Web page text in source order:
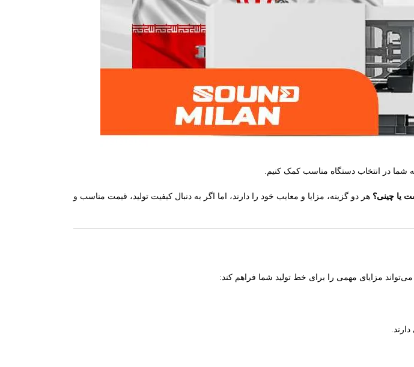
شما در انتخاب دستگاه مناسب کمک کنیم.
یا چینی؟ هر دو گزینه، مزایا و معایب خود را دارند، اما اگر به دنبال کیفیت تولید، قیمت مناسب و
می‌تواند مزایای مهمی را برای خط تولید شما فراهم کند: